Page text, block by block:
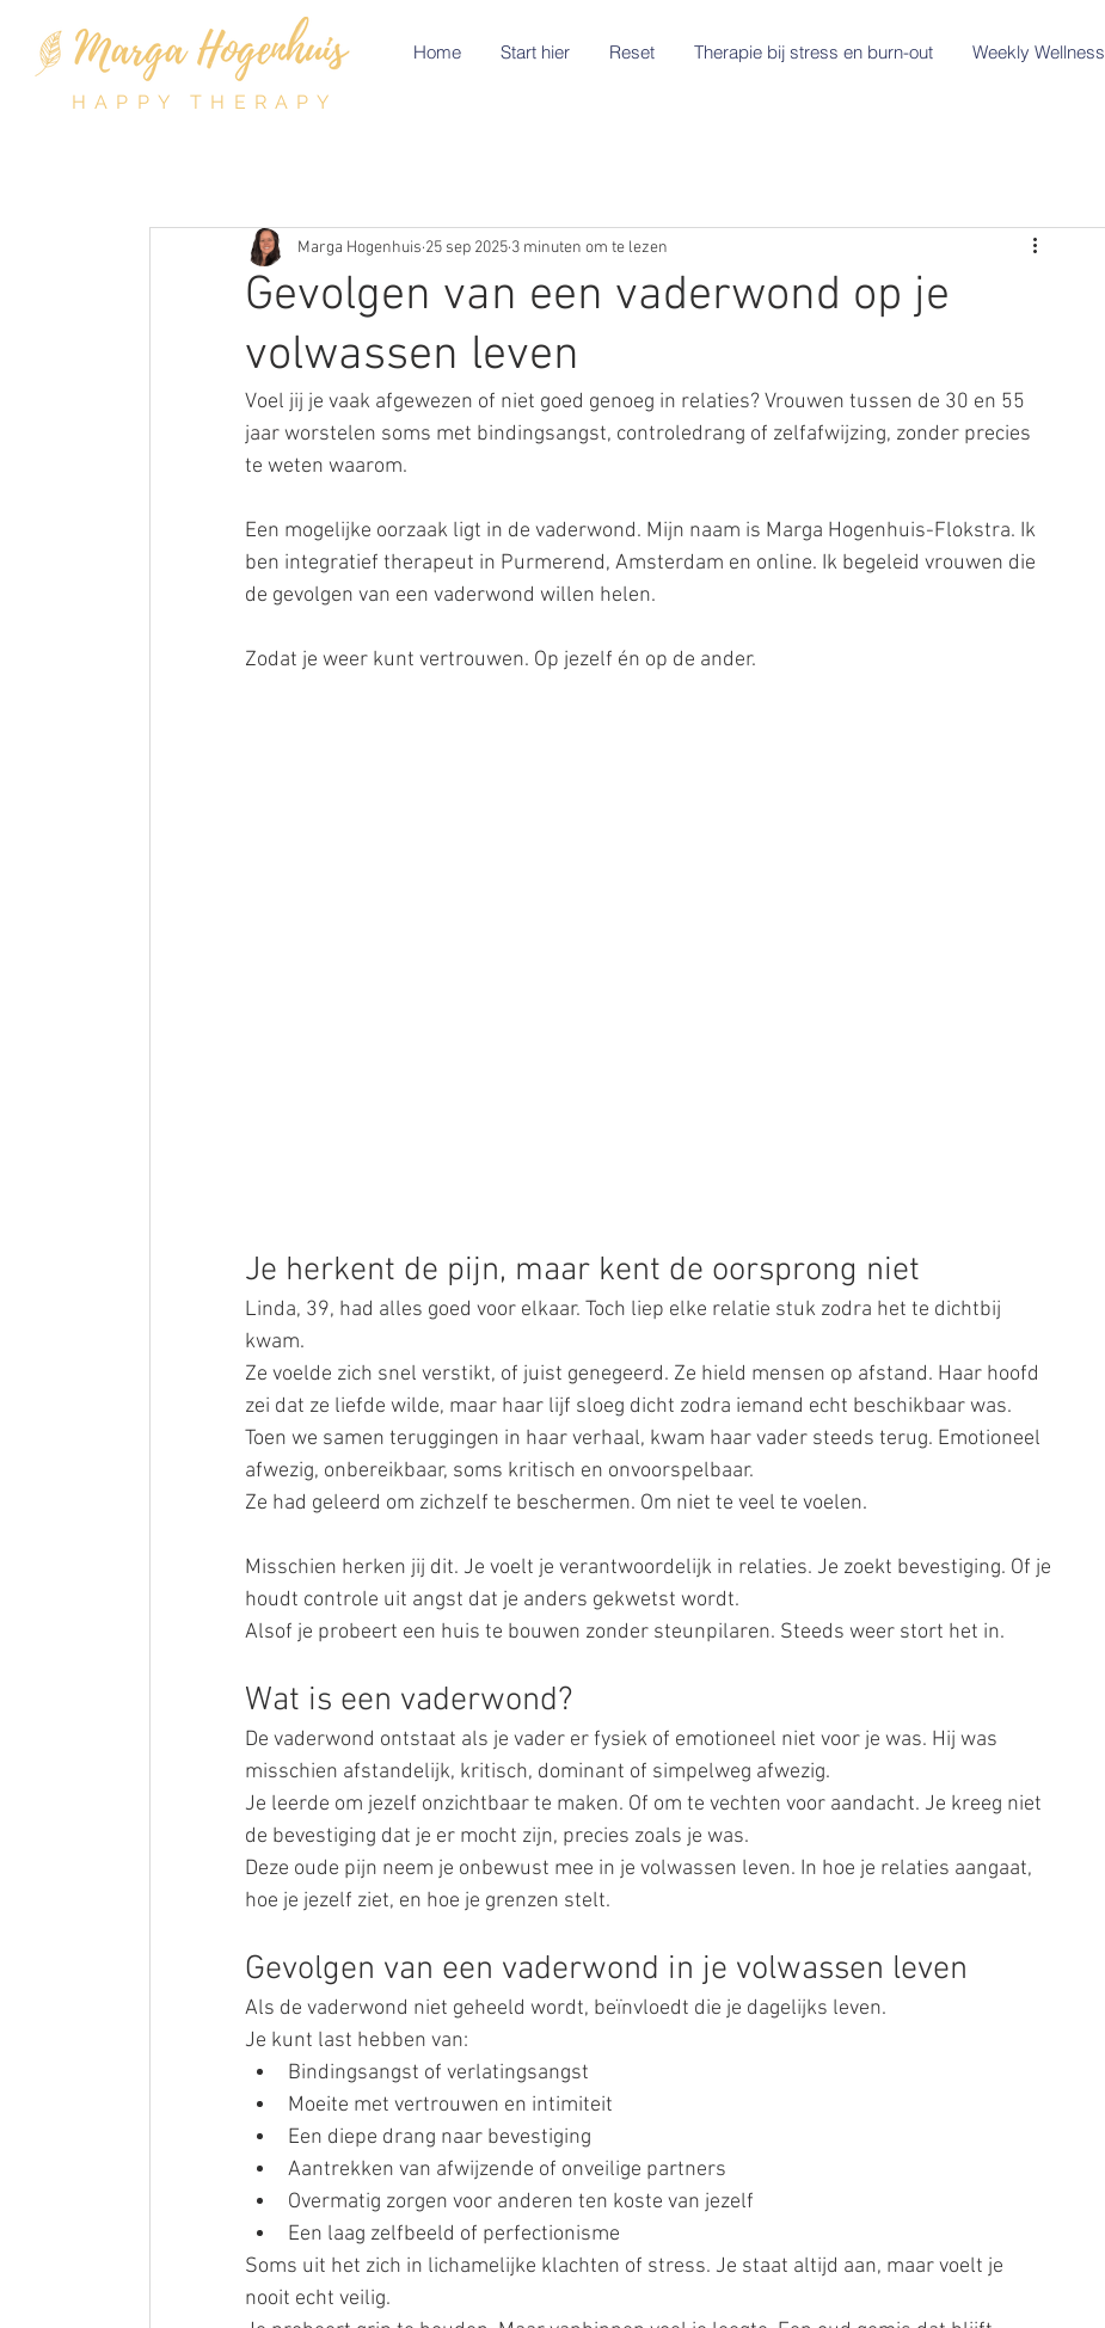
HAPPY THERAPY
Home Start hier Reset Therapie bij stress en burn-out Weekly Wellness
Gevolgen van een vaderwond op je
volwassen leven
Marga Hogenhuis 25 sep 2025 3 minuten om te lezen
Voel jij je vaak afgewezen of niet goed genoeg in relaties? Vrouwen tussen de 30 en 55
jaar worstelen soms met bindingsangst, controledrang of zelfafwijzing, zonder precies
te weten waarom.
Een mogelijke oorzaak ligt in de vaderwond. Mijn naam is Marga Hogenhuis-Flokstra. Ik
ben integratief therapeut in Purmerend, Amsterdam en online. Ik begeleid vrouwen die
de gevolgen van een vaderwond willen helen.
Zodat je weer kunt vertrouwen. Op jezelf én op de ander.
Je herkent de pijn, maar kent de oorsprong niet
Linda, 39, had alles goed voor elkaar. Toch liep elke relatie stuk zodra het te dichtbij
kwam.
Ze voelde zich snel verstikt, of juist genegeerd. Ze hield mensen op afstand. Haar hoofd
zei dat ze liefde wilde, maar haar lijf sloeg dicht zodra iemand echt beschikbaar was.
Toen we samen teruggingen in haar verhaal, kwam haar vader steeds terug. Emotioneel
afwezig, onbereikbaar, soms kritisch en onvoorspelbaar.
Ze had geleerd om zichzelf te beschermen. Om niet te veel te voelen.
Misschien herken jij dit. Je voelt je verantwoordelijk in relaties. Je zoekt bevestiging. Of je
houdt controle uit angst dat je anders gekwetst wordt.
Alsof je probeert een huis te bouwen zonder steunpilaren. Steeds weer stort het in.
Wat is een vaderwond?
De vaderwond ontstaat als je vader er fysiek of emotioneel niet voor je was. Hij was
misschien afstandelijk, kritisch, dominant of simpelweg afwezig.
Je leerde om jezelf onzichtbaar te maken. Of om te vechten voor aandacht. Je kreeg niet
de bevestiging dat je er mocht zijn, precies zoals je was.
Deze oude pijn neem je onbewust mee in je volwassen leven. In hoe je relaties aangaat,
hoe je jezelf ziet, en hoe je grenzen stelt.
Gevolgen van een vaderwond in je volwassen leven
Als de vaderwond niet geheeld wordt, beïnvloedt die je dagelijks leven.
Je kunt last hebben van:
Bindingsangst of verlatingsangst
Moeite met vertrouwen en intimiteit
Een diepe drang naar bevestiging
Aantrekken van afwijzende of onveilige partners
Overmatig zorgen voor anderen ten koste van jezelf
Een laag zelfbeeld of perfectionisme
Soms uit het zich in lichamelijke klachten of stress. Je staat altijd aan, maar voelt je
nooit echt veilig.